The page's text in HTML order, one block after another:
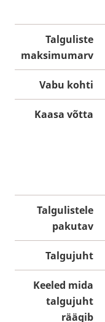
Talguliste
maksimumarv
Vabu kohti
Kaasa võtta
Talgulistele
pakutav
Talgujuht
Keeled mida
talgujuht
räägib